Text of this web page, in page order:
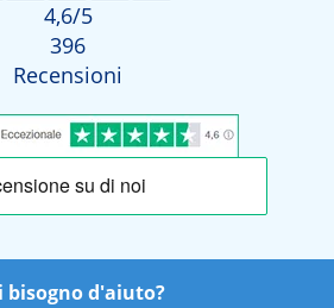
4,6/5
396
Recensioni
bisogno d'aiuto?